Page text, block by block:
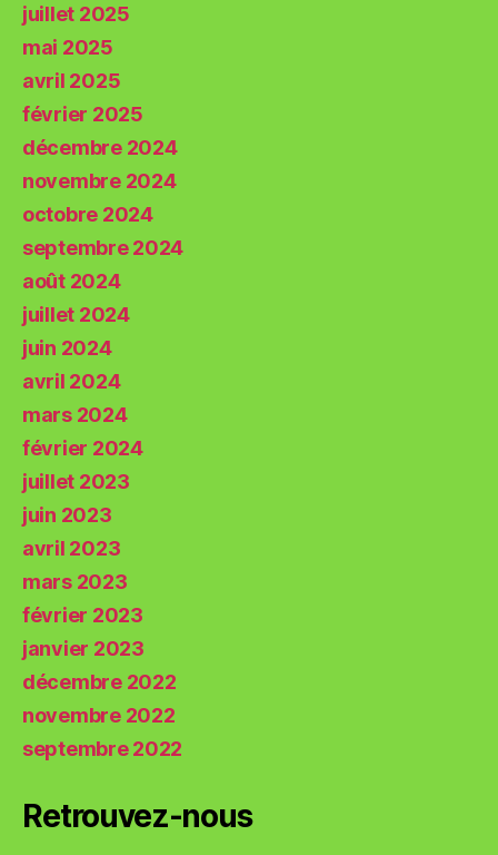
juillet 2025
mai 2025
avril 2025
février 2025
décembre 2024
novembre 2024
octobre 2024
septembre 2024
août 2024
juillet 2024
juin 2024
avril 2024
mars 2024
février 2024
juillet 2023
juin 2023
avril 2023
mars 2023
février 2023
janvier 2023
décembre 2022
novembre 2022
septembre 2022
Retrouvez-nous